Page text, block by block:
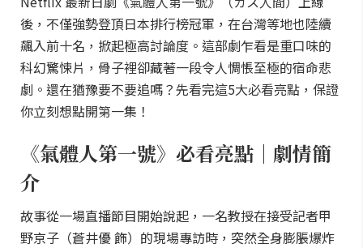
後，不僅強勢登頂日本排行榜冠軍，在台灣等地也陸續
飆入前十名，掀起極高討論度。這部劇乍看是重口味的
科幻驚悚片，骨子裡卻藏著一段令人惆悵至極的宿命悲
劇。還在猶豫要不要追嗎？先看完這5大必看亮點，保證
你立刻想點開第一集！
《氣體人第一號》必看亮點｜劇情簡
介
故事從一場直播節目開始說起，一名教授在接受記者甲
野京子（蒼井優 飾）的現場專訪時，突然全身膨脹爆炸